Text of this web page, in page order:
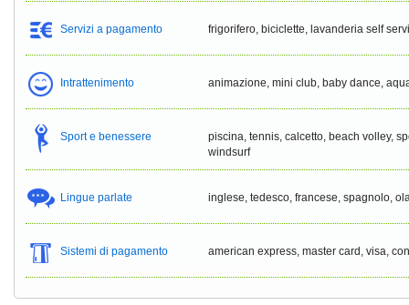
Servizi a pagamento frigorifero, biciclette, lavanderia self
Intrattenimento animazione, mini club, baby dance,
Sport e benessere
piscina, tennis, calcetto, beach volley,
windsurf
Lingue parlate inglese, tedesco, francese, spagnolo,
Sistemi di pagamento american express, master card, visa,